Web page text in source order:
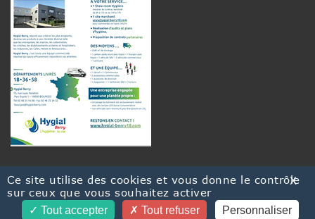
© 2021. HYGIAL BERRY
X
Ce site utilise des cookies et vous donne le contrôle
sur ceux que vous souhaitez activer
Tout accepter Tout refuser Personnaliser